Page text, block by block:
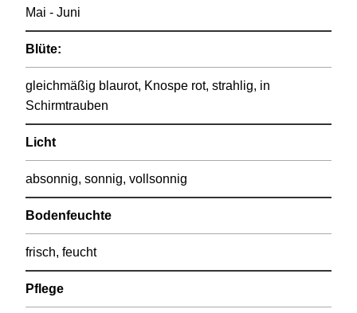
Mai - Juni
Blüte:
gleichmäßig blaurot, Knospe rot, strahlig, in
Schirmtrauben
Licht
absonnig, sonnig, vollsonnig
Bodenfeuchte
frisch, feucht
Pflege